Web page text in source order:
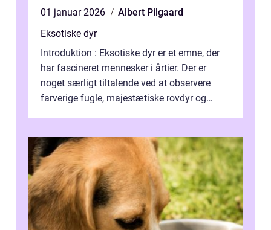
01 januar 2026
Albert Pilgaard
Eksotiske dyr
Introduktion : Eksotiske dyr er et emne, der
har fascineret mennesker i årtier. Der er
noget særligt tiltalende ved at observere
farverige fugle, majestætiske rovdyr og